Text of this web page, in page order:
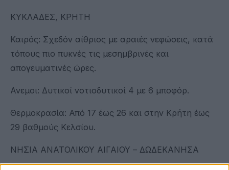
ΚΥΚΛΑΔΕΣ, ΚΡΗΤΗ
Καιρός: Σχεδόν αίθριος με αραιές νεφώσεις, κατά
τόπους πιο πυκνές τις μεσημβρινές και
απογευματινές ώρες.
Ανεμοι: Δυτικοί νοτιοδυτικοί 4 με 6 μποφόρ.
Θερμοκρασία: Από 17 έως 26 και στην Κρήτη έως
29 βαθμούς Κελσίου.
ΝΗΣΙΑ ΑΝΑΤΟΛΙΚΟΥ ΑΙΓΑΙΟΥ – ΔΩΔΕΚΑΝΗΣΑ